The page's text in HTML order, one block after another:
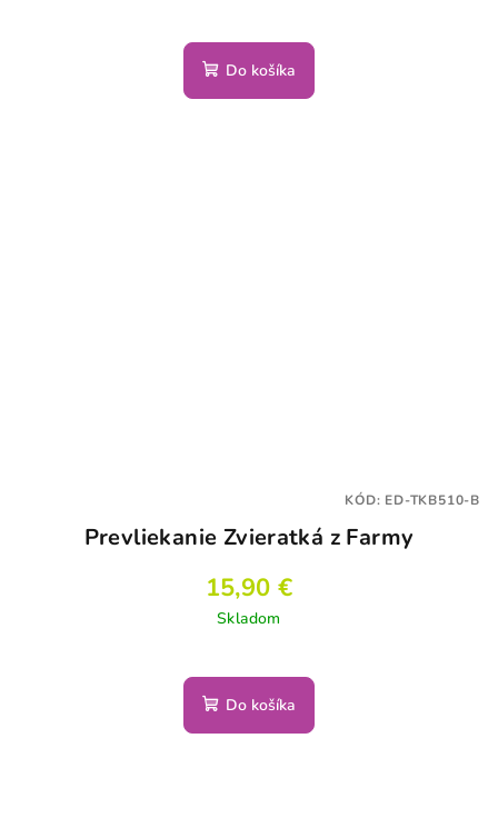
Do košíka
Prevliekanie Zvieratká z Farmy
15,90 €
Skladom
Do košíka
KÓD: ED-TKB510-B